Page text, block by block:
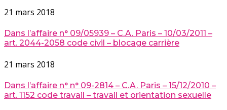
21 mars 2018
Dans l’affaire n° 09/05939 – C.A. Paris – 10/03/2011 –
art. 2044-2058 code civil – blocage carrière
21 mars 2018
Dans l’affaire n° n° 09-2814 – C.A. Paris – 15/12/2010 –
art. 1152 code travail – travail et orientation sexuelle